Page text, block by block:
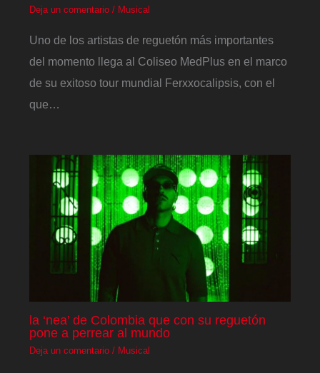
Deja un comentario / Musical
Uno de los artistas de reguetón más importantes
del momento llega al Coliseo MedPlus en el marco
de su exitoso tour mundial Ferxxocalipsis, con el
que…
la ‘nea’ de Colombia que con su reguetón
pone a perrear al mundo
Deja un comentario / Musical